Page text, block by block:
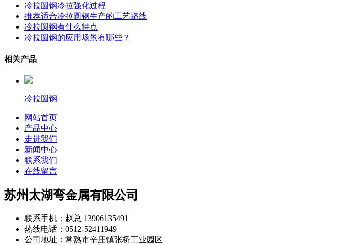
冷拉圆钢冷拉强化过程
推荐适合冷拉圆钢生产的工艺路线
冷拉圆钢有什么特点
冷拉圆钢的应用场景有哪些？
相关产品
冷拉圆钢
网站首页
产品中心
走进我们
新闻中心
联系我们
在线留言
苏州太湖弯金属有限公司
联系手机：赵总 13906135491
热线电话：0512-52411949
公司地址：常熟市辛庄镇张桥工业园区